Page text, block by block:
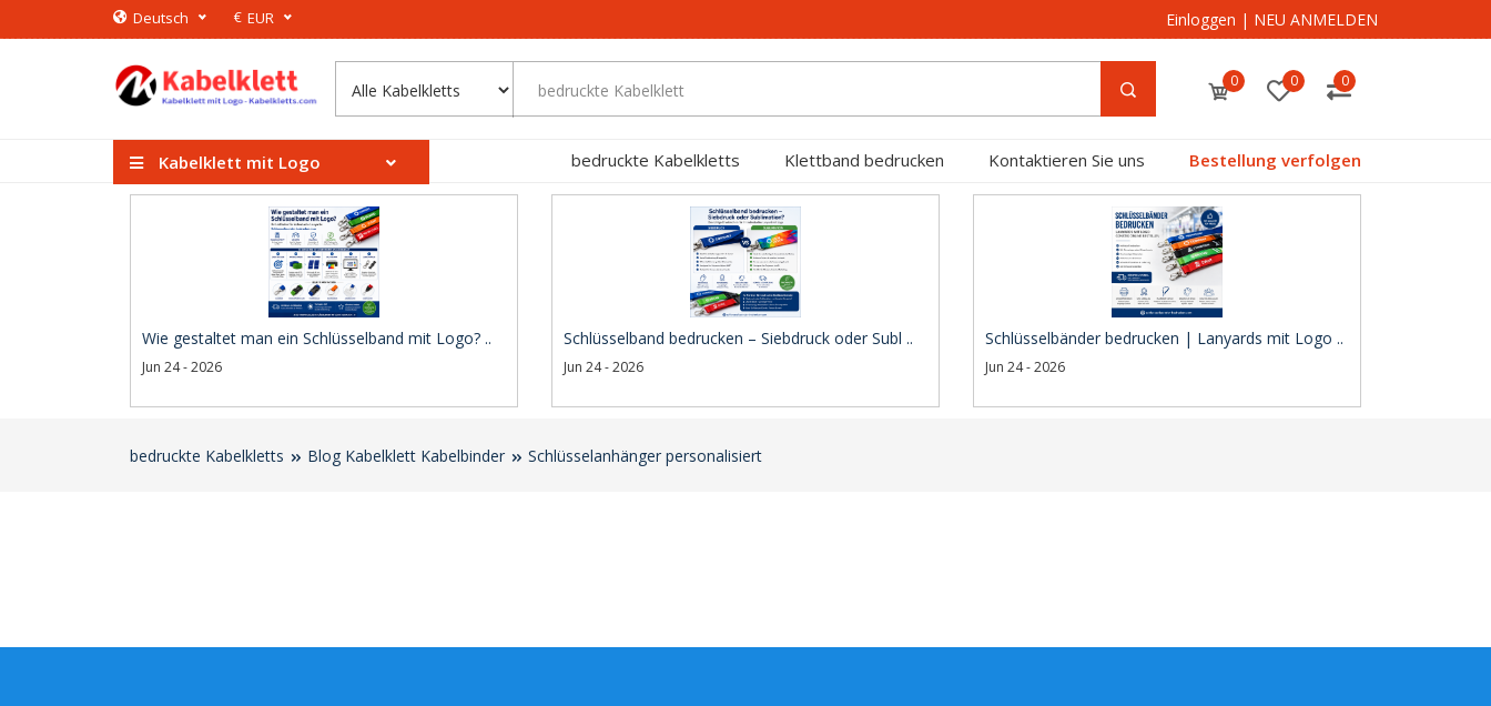
Deutsch € EUR Einloggen | NEU ANMELDEN
0 0 0
Kabelklett mit Logo bedruckte Kabelkletts Klettband bedrucken Kontaktieren Sie uns Bestellung verfolgen
Wie gestaltet man ein Schlüsselband mit Logo? ..
Jun 24 - 2026
Schlüsselband bedrucken – Siebdruck oder Subl ..
Jun 24 - 2026
Schlüsselbänder bedrucken | Lanyards mit Logo ..
Jun 24 - 2026
bedruckte Kabelkletts Blog Kabelklett Kabelbinder Schlüsselanhänger personalisiert